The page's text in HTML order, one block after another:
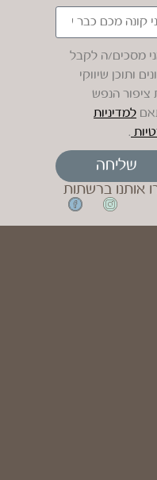
מסכים/ה לקבל
ותוכן שיווקי
הנפש
למדיניות
.
שליחה
אותנו ברשתות